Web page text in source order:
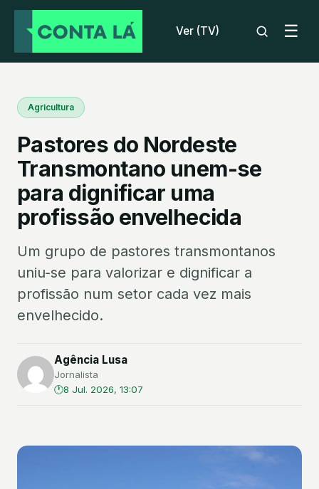
Ver (TV) ☰
Agricultura
Pastores do Nordeste
Transmontano unem-se
para dignificar uma
profissão envelhecida
Um grupo de pastores transmontanos
uniu-se para valorizar e dignificar a
profissão num setor cada vez mais
envelhecido.
Agência Lusa
Jornalista
8 Jul. 2026, 13:07